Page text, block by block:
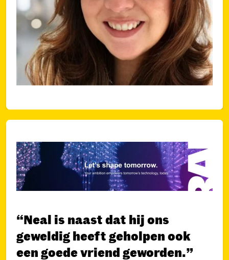
“Neal is naast dat hij ons
geweldig heeft geholpen ook
een goede vriend geworden.”